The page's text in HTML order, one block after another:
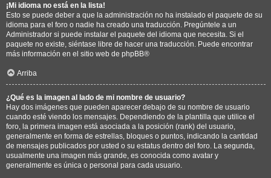
¡Mi idioma no está en la lista!
Esto se puede deber a que la administración no ha instalado el paquete de su
idioma para el foro o nadie ha creado una traducción. Pregúntele a un
Administrador si puede instalar el paquete del idioma que necesita. Si el
paquete no existe, siéntase libre de hacer una traducción. Puede encontrar
más información en el sitio web de phpBB®
Arriba
¿Qué es la imagen al lado de mi nombre de usuario?
Hay dos imágenes que pueden aparecer debajo de su nombre de usuario
cuando esté viendo los mensajes. Dependiendo de la plantilla que utilice el
foro, la primera imagen está asociada a la posición (rank) del usuario,
generalmente en forma de estrellas, bloques o puntos, indicando la cantidad
de mensajes publicados por usted o su estatus dentro del foro. La segunda,
usualmente una imagen más grande, es conocida como avatar y
generalmente es única o personal para cada usuario.